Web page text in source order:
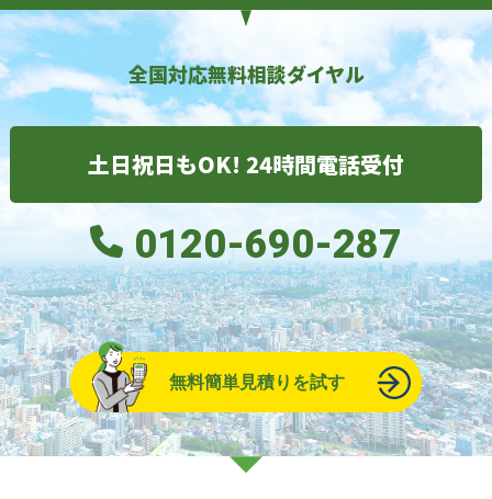
全国対応無料相談ダイヤル
土日祝日もOK! 24時間電話受付
0120-690-287
無料簡単見積りを試す